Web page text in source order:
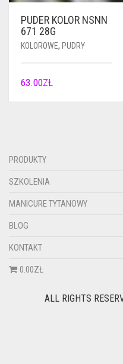
PUDER KOLOR NSNN
671 28G
KOLOROWE, PUDRY
63.00ZŁ
PRODUKTY
SZKOLENIA
MANICURE TYTANOWY
BLOG
KONTAKT
0.00ZŁ
ALL RIGHTS